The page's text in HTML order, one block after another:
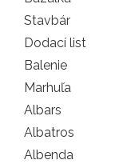
Stavbár
Dodací list
Balenie
Marhuľa
Albars
Albatros
Albenda